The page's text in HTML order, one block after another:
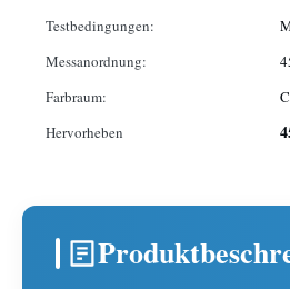
Testbedingungen:
Messanordnung:
Farbraum:
Hervorheben